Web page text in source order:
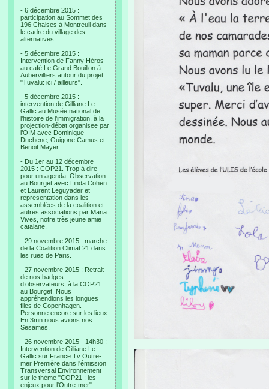
- 6 décembre 2015 :
participation au Sommet des
196 Chaises à Montreuil dans
le cadre du village des
alternatives.
- 5 décembre 2015 :
Intervention de Fanny Héros
au café Le Grand Bouillon à
Aubervilliers autour du projet
"Tuvalu: ici / ailleurs".
- 5 décembre 2015 :
intervention de Gilliane Le
Gallic au Musée national de
l’histoire de l’immigration, à la
projection-débat organisee par
l’OIM avec Dominique
Duchene, Guigone Camus et
Benoit Mayer.
- Du 1er au 12 décembre
2015 : COP21. Trop à dire
pour un agenda. Observation
au Bourget avec Linda Cohen
et Laurent Leguyader et
representation dans les
assemblées de la coalition et
autres associations par Maria
Vives, notre très jeune amie
catalane.
- 29 novembre 2015 : marche
de la Coalition Climat 21 dans
les rues de Paris.
- 27 novembre 2015 : Retrait
de nos badges
d’observateurs, à la COP21
au Bourget. Nous
appréhendions les longues
files de Copenhagen.
Personne encore sur les lieux.
En 3mn nous avions nos
Sesames.
- 26 novembre 2015 - 14h30 :
Intervention de Gilliane Le
Gallic sur France Tv Outre-
mer Première dans l'émission
Transversal Environnement
sur le thème "COP21 : les
enjeux pour l'Outre-mer".